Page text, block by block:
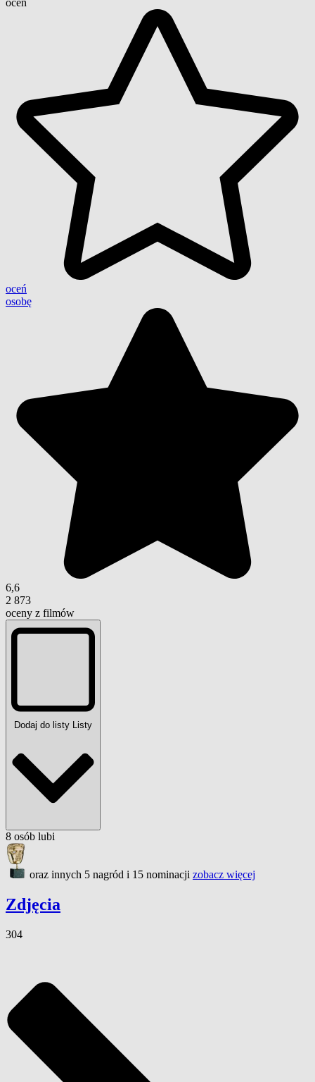
ocen
oceń
osobę
6,6
2 873
oceny z filmów
Dodaj do listy Listy
8 osób lubi
oraz innych 5 nagród i 15 nominacji zobacz więcej
Zdjęcia
304